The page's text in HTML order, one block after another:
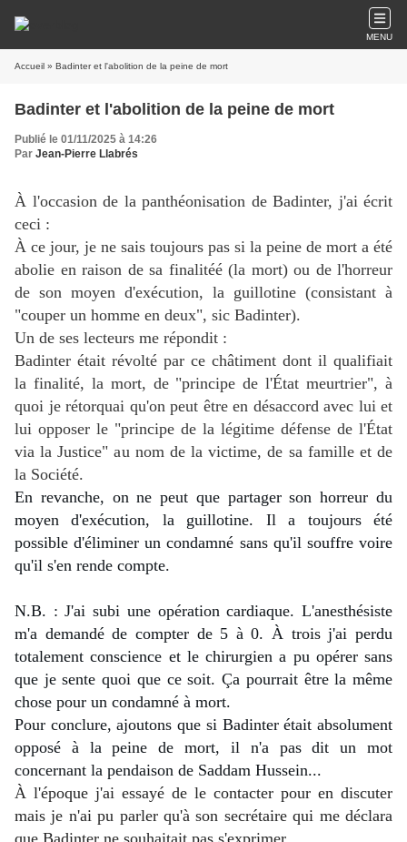
MENU
Accueil » Badinter et l'abolition de la peine de mort
Badinter et l'abolition de la peine de mort
Publié le 01/11/2025 à 14:26
Par Jean-Pierre Llabrés
À l'occasion de la panthéonisation de Badinter, j'ai écrit
ceci :
À ce jour, je ne sais toujours pas si la peine de mort a été
abolie en raison de sa finalitéé (la mort) ou de l'horreur
de son moyen d'exécution, la guillotine (consistant à
"couper un homme en deux", sic Badinter).
Un de ses lecteurs me répondit :
Badinter était révolté par ce châtiment dont il qualifiait
la finalité, la mort, de "principe de l'État meurtrier", à
quoi je rétorquai qu'on peut être en désaccord avec lui et
lui opposer le "principe de la légitime défense de l'État
via la Justice" au nom de la victime, de sa famille et de
la Société.
En revanche, on ne peut que partager son horreur du
moyen d'exécution, la guillotine. Il a toujours été
possible d'éliminer un condamné sans qu'il souffre voire
qu'il s'en rende compte.
N.B. : J'ai subi une opération cardiaque. L'anesthésiste
m'a demandé de compter de 5 à 0. À trois j'ai perdu
totalement conscience et le chirurgien a pu opérer sans
que je sente quoi que ce soit. Ça pourrait être la même
chose pour un condamné à mort.
Pour conclure, ajoutons que si Badinter était absolument
opposé à la peine de mort, il n'a pas dit un mot
concernant la pendaison de Saddam Hussein...
À l'époque j'ai essayé de le contacter pour en discuter
mais je n'ai pu parler qu'à son secrétaire qui me déclara
que Badinter ne souhaitait pas s'exprimer...